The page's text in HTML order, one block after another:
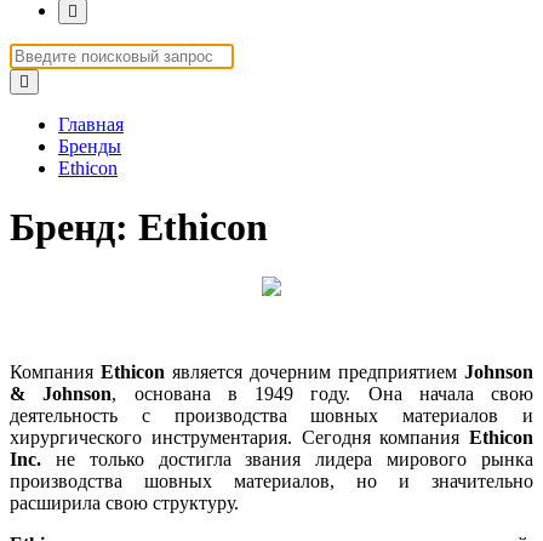
Главная
Бренды
Ethicon
Бренд: Ethicon
Компания Ethicon является дочерним предприятием Johnson
& Johnson, основана в 1949 году. Она начала свою
деятельность с производства шовных материалов и
хирургического инструментария. Сегодня компания Ethicon
Inc. не только достигла звания лидера мирового рынка
производства шовных материалов, но и значительно
расширила свою структуру.